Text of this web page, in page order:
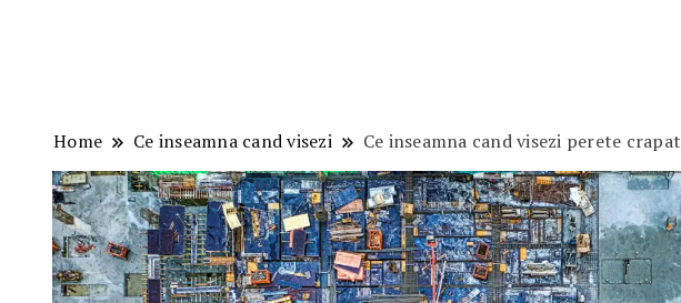
Home Ce inseamna cand visezi Ce inseamna cand visezi perete crapat